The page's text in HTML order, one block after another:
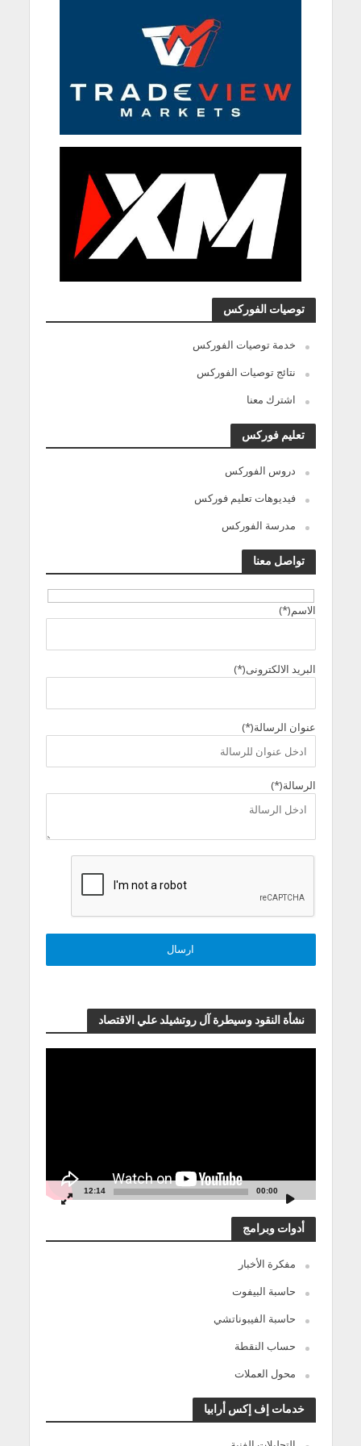
توصيات الفوركس
خدمة توصيات الفوركس
نتائج توصيات الفوركس
اشترك معنا
تعليم فوركس
دروس الفوركس
فيديوهات تعليم فوركس
مدرسة الفوركس
تواصل معنا
الاسم(*)
البريد الالكترونى(*)
عنوان الرسالة(*)
الرسالة(*)
نشأة النقود وسيطرة آل روتشيلد علي الاقتصاد
00:00
12:14
أدوات وبرامج
مفكرة الأخبار
حاسبة البيفوت
حاسبة الفيبوناتشي
حساب النقطة
محول العملات
خدمات إف إكس أرابيا